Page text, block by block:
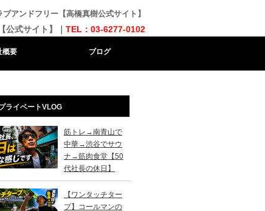
アンドフリー【高橋真樹公式サイト】
式サイト】｜ TEL：03-6277-0102
概要 ブログ
ライベートVLOG
筋トレ→南青山で
中華→渋谷でサウ
ナ→筋肉食堂【50
代社長の休日】
【ワンタッチター
プ】コールマンの